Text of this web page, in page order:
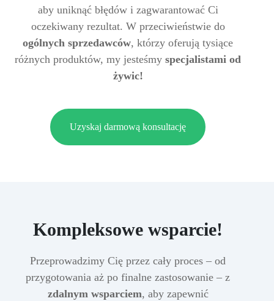
aby uniknąć błędów i zagwarantować Ci
oczekiwany rezultat. W przeciwieństwie do
ogólnych sprzedawców, którzy oferują tysiące
różnych produktów, my jesteśmy specjalistami od
żywic!
Uzyskaj darmową konsultację
Kompleksowe wsparcie!
Przeprowadzimy Cię przez cały proces – od
przygotowania aż po finalne zastosowanie – z
zdalnym wsparciem, aby zapewnić